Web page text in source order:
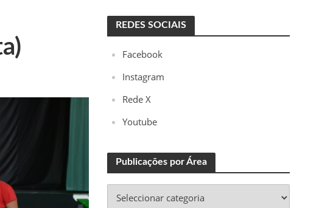
REDES SOCIAIS
Facebook
Instagram
Rede X
Youtube
Publicações por Área